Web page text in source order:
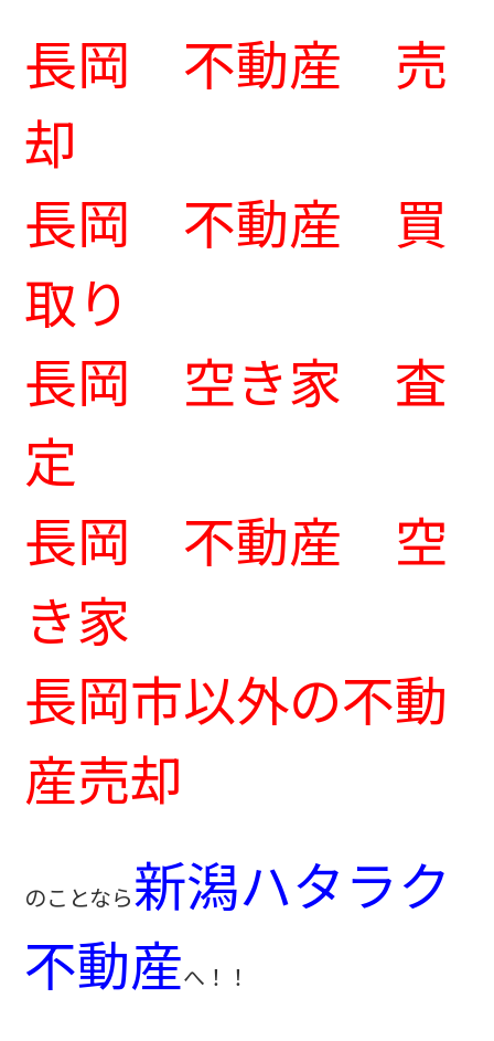
長岡 不動産 売
却
長岡 不動産 買
取り
長岡 空き家 査
定
長岡 不動産 空
き家
長岡市以外の不動
産売却
のことなら新潟ハタラク
不動産へ！！